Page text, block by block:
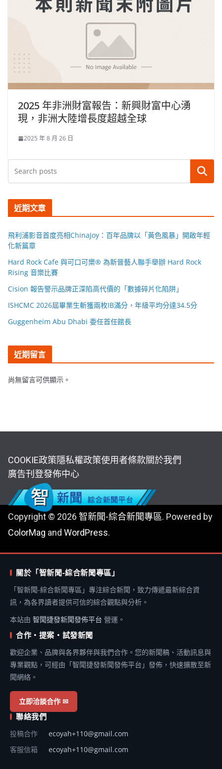
2025 年非洲財富報告：新興財富中心湧
現，非洲大陸增長度超越全球
2025 年 8 月 26 日
搜尋
近期文章
飛利浦影音首度亮相ChinaJoy：百年品牌以「黃色風暴」開啟年輕
化新篇章
Hard Rock Cafe 與可口可樂® 為新晉藝人聯手舉辦 Hard Rock
Rising 音樂比賽
Cision 報告警示品牌正深陷高代價的「數據碎片化陷阱」
ISHCMC 2026屆畢業生斬獲兩枚IB滿分，年級平均分達34.5分
Guggenheim Abu Dhabi 委任首任館長
近期留言
尚無留言可供顯示。
COOKIE政策隱私權政策使用者條款關於我們
廣告刊登發佈中心
Copyright © 2026 智新聞-綜合新聞專區. Powered by
ColorMag and WordPress.
關於「智新聞-綜合新聞專區」
「智新聞-綜合新聞專區」專注綜合新聞，致力傳遞最新綜合資
訊，為各界讀者提供可信的綜合觀點與分析。
本站由 智聞捷發新聞發佈平台 營運。
合作・提案・試發新聞
歡迎企業、品牌與各界夥伴與我們合作。您的新聞稿、活動訊息與
專業觀點，可經由「智聞捷發新聞發佈平台」發佈，快速擴散至新
聞網絡。
立即洽談合作 ✉
聯絡我們
投稿合作
ecoyah+110@gmail.com
客服信箱
ecoyah+110@gmail.com